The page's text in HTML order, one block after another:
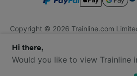
Copyright © 2026 Trainline.com
Trainline.com Limited está registrada
Compañía No. 3846791. Dirección: 1
Hi there,
Would you like to view Trainline